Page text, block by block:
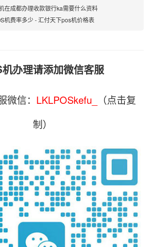
在成都办理收款银行ka需要什么资料
机费率多少 - 汇付天下pos机价格表
机办理请添加微信客服
微信： LKLPOSkefu_
（点击复
制）